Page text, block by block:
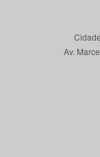
Av.